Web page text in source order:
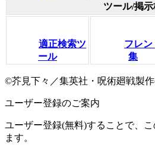
ツール/掲示
適正検索ツ
ール
フレン
集
©芥見下々／集英社・呪術廻戦製
ユーザー登録のご案内
ユーザー登録(無料)することで、
ます。